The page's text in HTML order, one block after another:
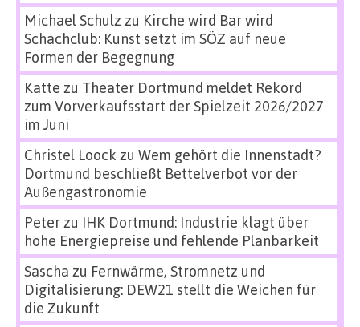
Michael Schulz zu Kirche wird Bar wird
Schachclub: Kunst setzt im SÖZ auf neue
Formen der Begegnung
Katte zu Theater Dortmund meldet Rekord
zum Vorverkaufsstart der Spielzeit 2026/2027
im Juni
Christel Loock zu Wem gehört die Innenstadt?
Dortmund beschließt Bettelverbot vor der
Außengastronomie
Peterzu IHK Dortmund: Industrie klagt über
hohe Energiepreise und fehlende Planbarkeit
Sascha zu Fernwärme, Stromnetz und
Digitalisierung: DEW21 stellt die Weichen für
die Zukunft